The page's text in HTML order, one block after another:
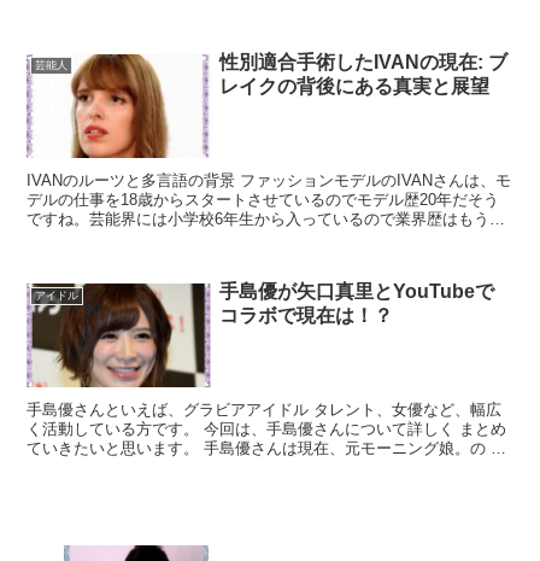
芸能人
性別適合手術したIVANの現在: ブ
レイクの背後にある真実と展望
IVANのルーツと多言語の背景 ファッションモデルのIVANさんは、モ
デルの仕事を18歳からスタートさせているのでモデル歴20年だそう
ですね。芸能界には小学校6年生から入っているので業界歴はもう30
アイドル
手島優が矢口真里とYouTubeで
コラボで現在は！？
手島優さんといえば、グラビアアイドル タレント、女優など、幅広
く活動している方です。 今回は、手島優さんについて詳しく まとめ
ていきたいと思います。 手島優さんは現在、元モーニング娘。の 矢